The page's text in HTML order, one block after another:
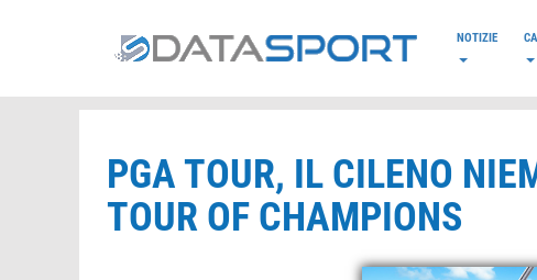
NOTIZIE
PGA TOUR, IL CILENO
TOUR OF CHAMPIONS